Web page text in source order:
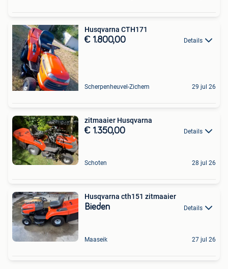
Husqvarna CTH171
€ 1.800,00 Details
Scherpenheuvel-Zichem 29 jul 26
zitmaaier Husqvarna
€ 1.350,00 Details
Schoten 28 jul 26
Husqvarna cth151 zitmaaier
Bieden Details
Maaseik 27 jul 26